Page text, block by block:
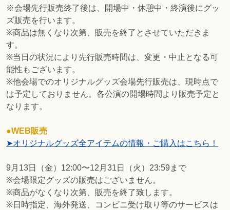
※会場先行販売終了後は、開場中・休憩中・終演後にグッ
ズ販売を行います。
※商品は無くなり次第、販売を終了とさせていただきま
す。
※当日の状況により先行販売時間は、変更・中止となる可
能性もございます。
※他会場でのオリジナルグッズ会場先行販売は、現時点で
は予定しておりません。各公演の開場時間より販売予定と
なります。
●WEB販売
➤オリジナルグッズ全アイテムの情報・ご購入はこちら！
9月13日（金）12:00〜12月31日（火）23:59まで
※会場限定グッズの販売はございません。
※商品がなくなり次第、販売を終了致します。
※日時指定、海外発送、コンビニ受け取り等のサービスは